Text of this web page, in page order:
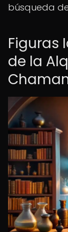
búsqueda
Figuras
de la